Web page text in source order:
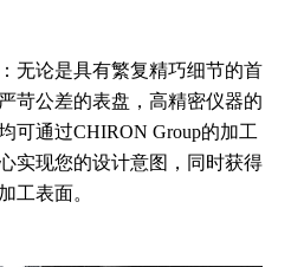
无论是具有繁复精巧细节的首
苛公差的表盘，高精密仪器的
可通过CHIRON Group的加工
实现您的设计意图，同时获得
工表面。